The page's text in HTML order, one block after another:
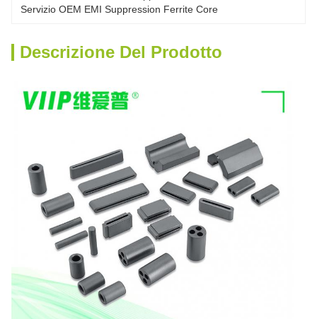
Servizio OEM EMI Suppression Ferrite Core
Descrizione Del Prodotto